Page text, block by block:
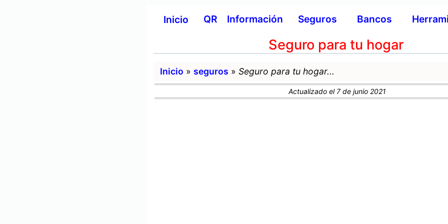
Inicio QR Información Seguros Bancos
Seguro para tu hogar
Inicio » seguros » Seguro para tu hogar...
Actualizado el 7 de junio 2021